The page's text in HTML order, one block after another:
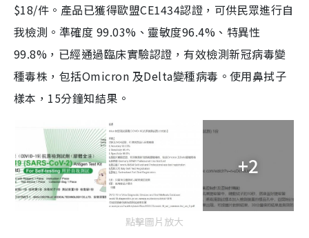
$18/件。產品已獲得歐盟CE1434認證，可供民眾進行自
我檢測。準確度 99.03%、靈敏度96.4%、特異性
99.8%，已經通過臨床實驗認證，有效檢測新冠病毒變
種毒株，包括Omicron 及Delta變種病毒。使用鼻拭子
樣本，15分鐘知結果。
+2
點擊圖片放大